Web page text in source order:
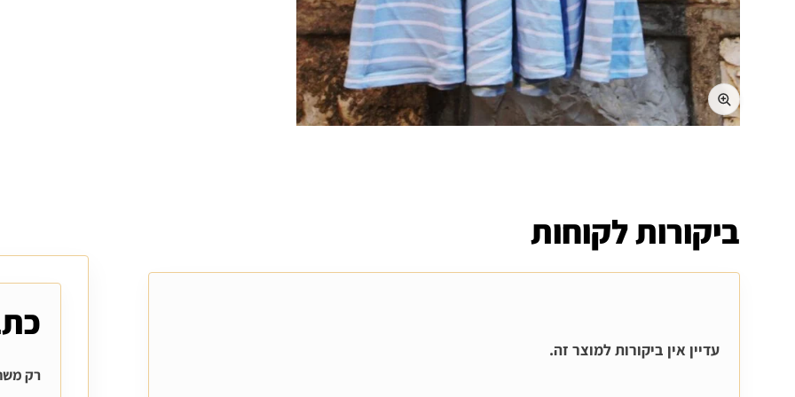
ביקורות לקוחות
עדיין אין ביקורות למוצר זה.
רק